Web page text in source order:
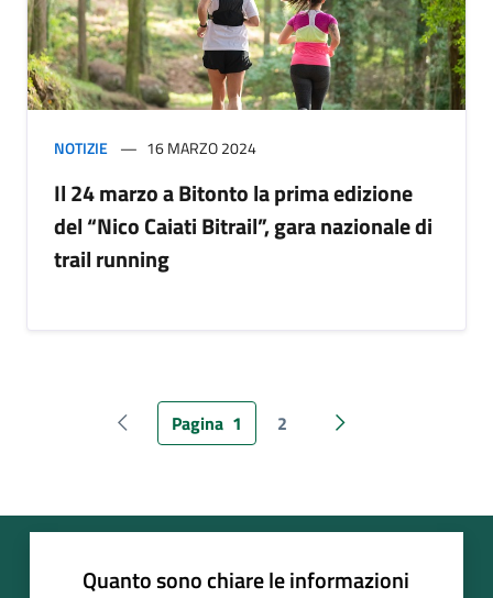
NOTIZIE 16 MARZO 2024
Il 24 marzo a Bitonto la prima edizione
del “Nico Caiati Bitrail”, gara nazionale di
trail running
Pagina precedente
Pagina 1 2 Pagina successiva
Quanto sono chiare le informazioni